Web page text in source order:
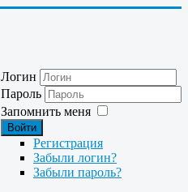
Логин
Пароль
Запомнить меня
Войти
Регистрация
Забыли логин?
Забыли пароль?